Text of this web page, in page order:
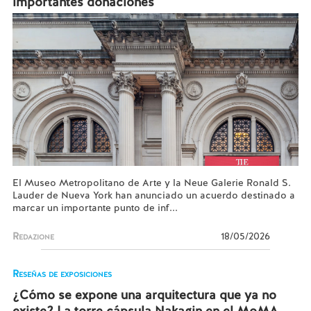
El Museo Metropolitano de Arte y la Neue Galerie Ronald S.
Lauder de Nueva York han anunciado un acuerdo destinado a
marcar un importante punto de inf...
Redazione 18/05/2026
Reseñas de exposiciones
¿Cómo se expone una arquitectura que ya no